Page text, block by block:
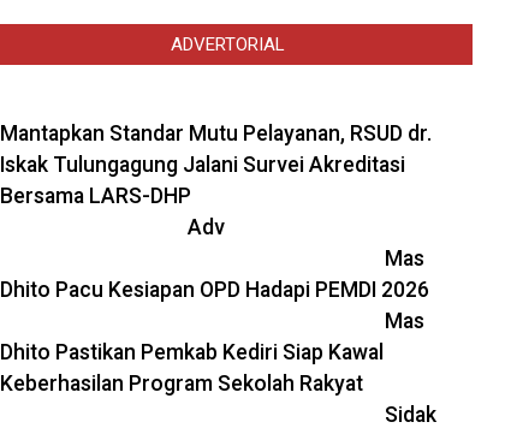
ADVERTORIAL
Mantapkan Standar Mutu Pelayanan, RSUD dr.
Iskak Tulungagung Jalani Survei Akreditasi
Bersama LARS-DHP
Adv
Mas
Dhito Pacu Kesiapan OPD Hadapi PEMDI 2026
Mas
Dhito Pastikan Pemkab Kediri Siap Kawal
Keberhasilan Program Sekolah Rakyat
Sidak